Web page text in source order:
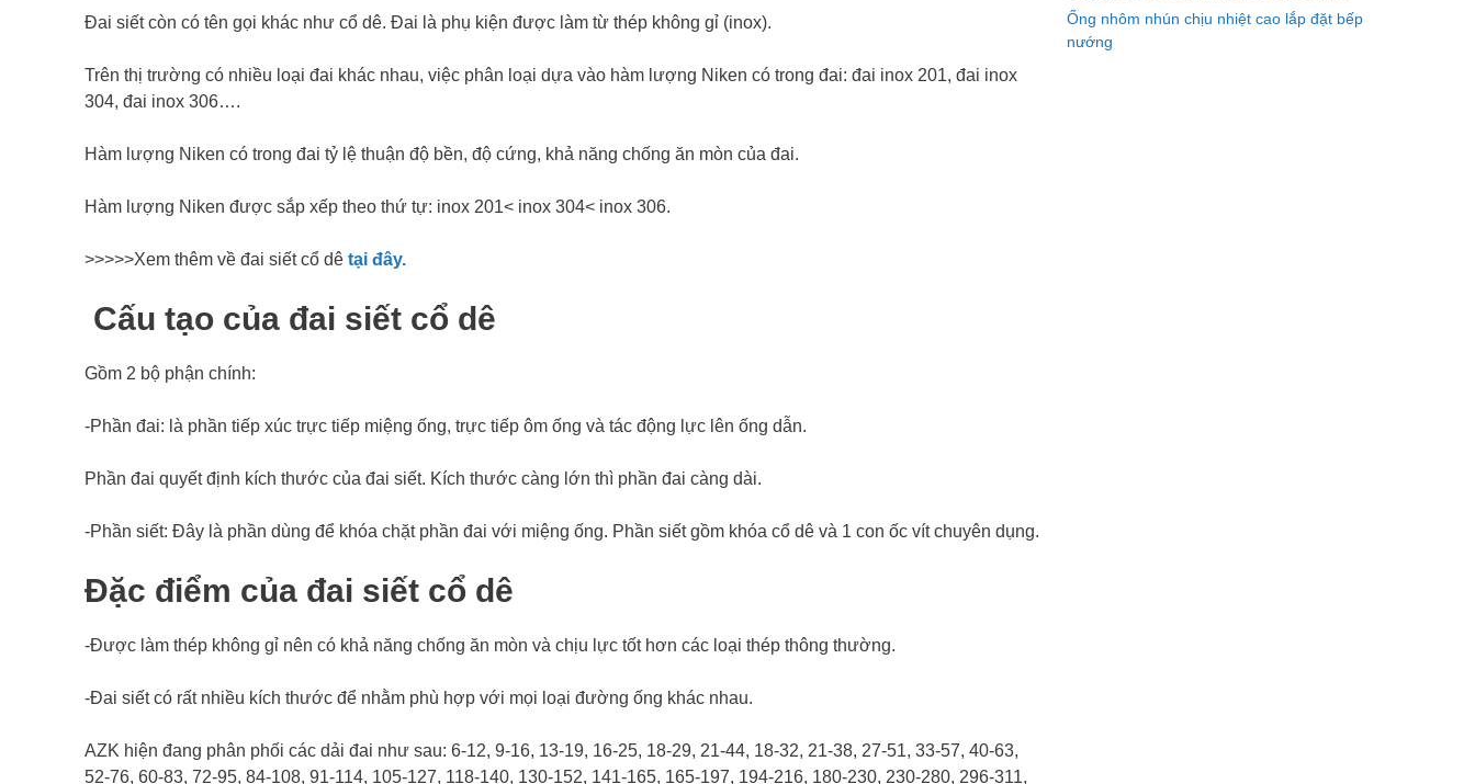
Đai siết còn có tên gọi khác như cổ dê. Đai là phụ kiện được làm từ thép không gỉ (inox).
Trên thị trường có nhiều loại đai khác nhau, việc phân loại dựa vào hàm lượng Niken có trong đai: đai inox 201, đai inox
304, đai inox 306….
Hàm lượng Niken có trong đai tỷ lệ thuận độ bền, độ cứng, khả năng chống ăn mòn của đai.
Hàm lượng Niken được sắp xếp theo thứ tự: inox 201< inox 304< inox 306.
>>>>>Xem thêm về đai siết cổ dê tại đây.
Cấu tạo của đai siết cổ dê
Gồm 2 bộ phận chính:
-Phần đai: là phần tiếp xúc trực tiếp miệng ống, trực tiếp ôm ống và tác động lực lên ống dẫn.
Phần đai quyết định kích thước của đai siết. Kích thước càng lớn thì phần đai càng dài.
-Phần siết: Đây là phần dùng để khóa chặt phần đai với miệng ống. Phần siết gồm khóa cổ dê và 1 con ốc vít chuyên dụng.
Đặc điểm của đai siết cổ dê
-Được làm thép không gỉ nên có khả năng chống ăn mòn và chịu lực tốt hơn các loại thép thông thường.
-Đai siết có rất nhiều kích thước để nhằm phù hợp với mọi loại đường ống khác nhau.
AZK hiện đang phân phối các dải đai như sau: 6-12, 9-16, 13-19, 16-25, 18-29, 21-44, 18-32, 21-38, 27-51, 33-57, 40-63,
52-76, 60-83, 72-95, 84-108, 91-114, 105-127, 118-140, 130-152, 141-165, 165-197, 194-216, 180-230, 230-280, 296-311,
Ống nhôm nhún chịu nhiệt cao lắp đặt bếp
nướng